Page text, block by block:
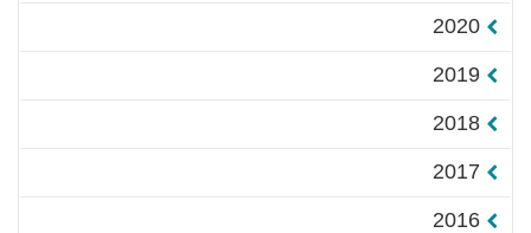
2020
2019
2018
2017
2016